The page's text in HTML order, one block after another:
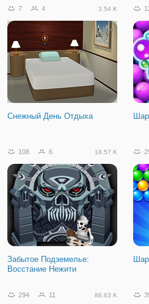
7 4 3.54 K
Снежный День Отдыха
108 6 18.57 K
Забытое Подземелье:
Восстание Нежити
294 11 86.63 K